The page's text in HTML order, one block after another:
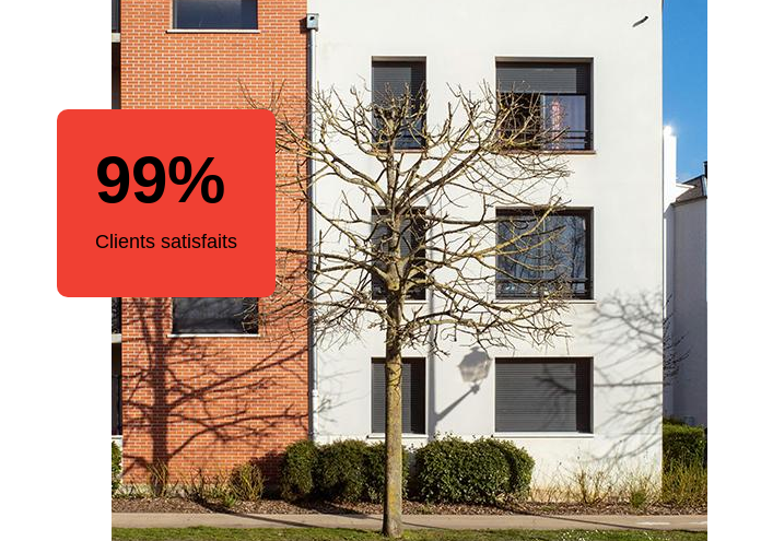
99%
Clients satisfaits